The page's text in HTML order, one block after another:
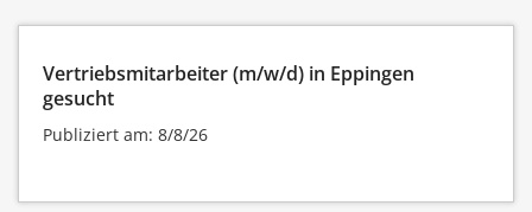
Vertriebsmitarbeiter (m/w/d) in Eppingen
gesucht
Publiziert am: 8/8/26